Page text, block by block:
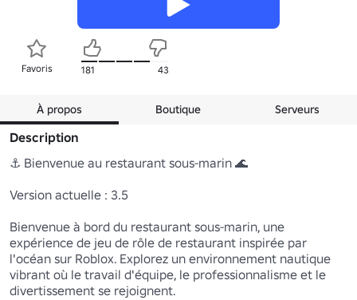
Favoris 181 43
À propos Boutique Serveurs
Description
⚓ Bienvenue au restaurant sous-marin 🌊
Version actuelle : 3.5
Bienvenue à bord du restaurant sous-marin, une
expérience de jeu de rôle de restaurant inspirée par
l'océan sur Roblox. Explorez un environnement nautique
vibrant où le travail d'équipe, le professionnalisme et le
divertissement se rejoignent.